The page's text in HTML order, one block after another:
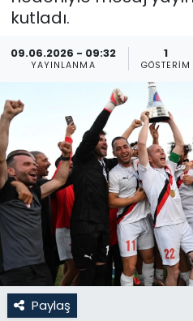
kutladı.
09.06.2026 - 09:32
YAYINLANMA
1
GÖSTERIM
Paylaş
KKTC
KKTC YEREL SEÇİM
Kültür Sanat
Magazin
Moda